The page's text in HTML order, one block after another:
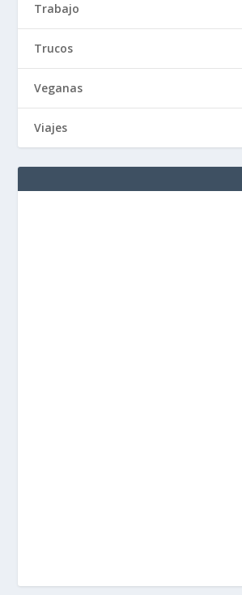
Trabajo
Trucos
Veganas
Viajes